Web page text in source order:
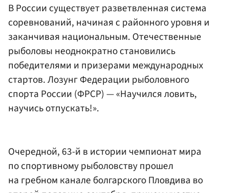
В России существует разветвленная система
соревнований, начиная с районного уровня и
заканчивая национальным. Отечественные
рыболовы неоднократно становились
победителями и призерами международных
стартов. Лозунг Федерации рыболовного
спорта России (ФРСР) — «Научился ловить,
научиcь отпускать!».
Очередной, 63-й в истории чемпионат мира
по спортивному рыболовству прошел
на гребном канале болгарского Пловдива во